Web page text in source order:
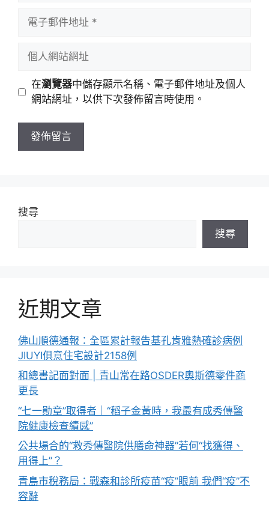
址
站
址
在瀏覽器中儲存顯示名稱、電子郵件地址及個人
網站網址，以供下次發佈留言時使用。
搜尋
搜尋
近期文章
佛山順德通報：全區累計報告基孔肯雅熱確診病例
JIUYI俱意住宅設計2158例
和總書記面對面 | 青山常在路OSDER奧斯德零件商
更長
“七一勛章”取得者｜“稻子金黃時，我最有成秀傳醫
院健康檢查績感”
公共場合的“救秀傳醫院供膳命神器”若何“找獲得、
用得上”？
青島市稅務局：戰森和診所疫苗“疫”眼前 我們“疫”不
容辭